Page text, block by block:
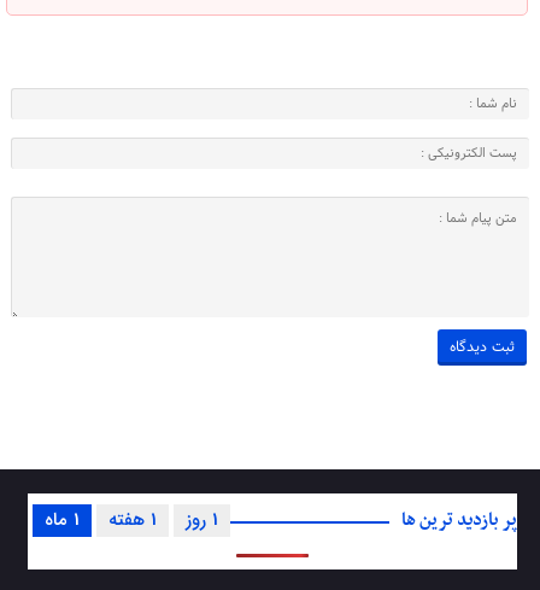
پر بازدید ترین ها 1 ماه 1 هفته 1 روز